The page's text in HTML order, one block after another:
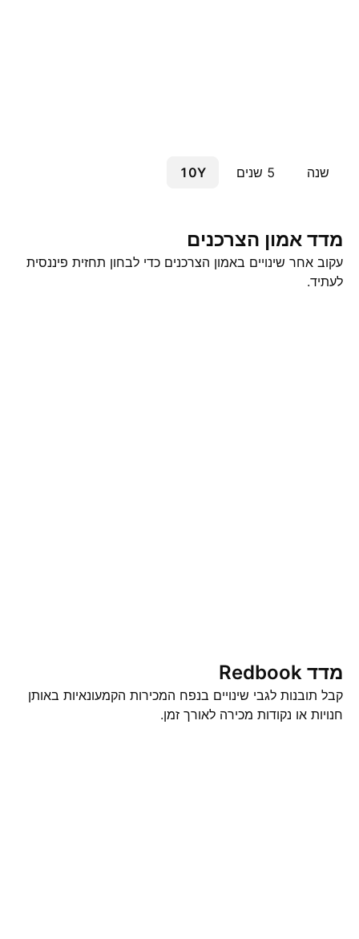
שנה 5 שנים 10Y
מדד אמון הצרכנים
עקוב אחר שינויים באמון הצרכנים כדי לבחון תחזית פיננסית
לעתיד.
מדד Redbook
קבל תובנות לגבי שינויים בנפח המכירות הקמעונאיות באותן
חנויות או נקודות מכירה לאורך זמן.